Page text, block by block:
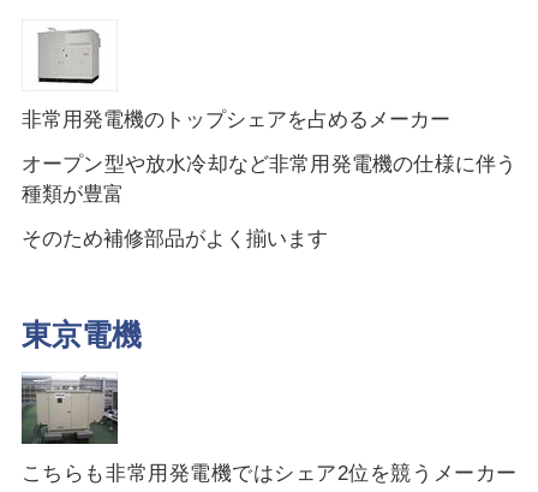
非常用発電機のトップシェアを占めるメーカー
オープン型や放水冷却など非常用発電機の仕様に伴う
種類が豊富
そのため補修部品がよく揃います
東京電機
こちらも非常用発電機ではシェア2位を競うメーカー